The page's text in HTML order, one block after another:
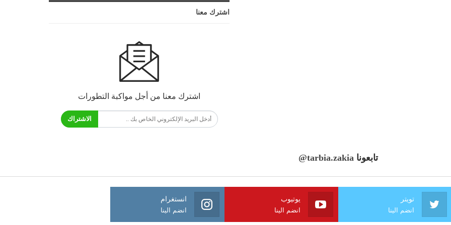
اشترك معنا
اشترك معنا من أجل مواكبة التطورات
الاشتراك
تابعونا @tarbia.zakia
تويتر
انضم الينا
يوتيوب
انضم الينا
انستغرام
انضم الينا